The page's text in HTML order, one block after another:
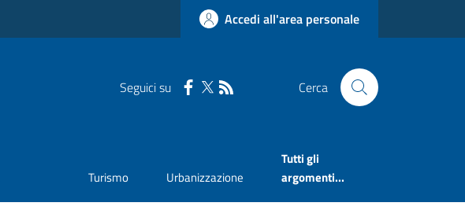
Accedi all'area personale
Seguici su Cerca
Turismo Urbanizzazione
Tutti gli
argomenti...